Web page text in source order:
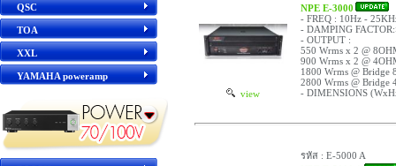
QSC
TOA
XXL
YAMAHA poweramp
view
NPE E-3000
- FREQ : 10Hz -
- DAMPING
- OUTPUT :
550 Wrms x 2 @
900 Wrms x 2 @
1800 Wrms @ Bridge
2800 Wrms @ Bridge
- DIMENSIONS
รหัส : E-5000 A